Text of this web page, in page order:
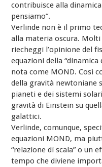
contribuisce alla
pensiamo”.
Verlinde non è il primo
alla materia oscura.
riecheggi l’opinione del
equazioni della
nota come MOND. Così
della gravità newtoniane
pianeti e dei sistemi
gravità di Einstein su
galattici.
Verlinde, comunque,
equazioni MOND, ma
“relazione di scala” o un
tempo che diviene